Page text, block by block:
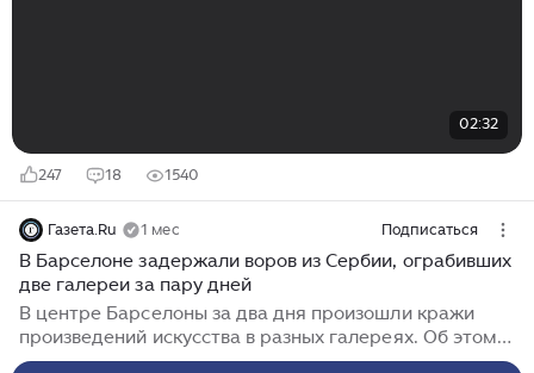
02:32
247 18 1540
Газета.Ru 1 мес Подписаться
В Барселоне задержали воров из Сербии, ограбивших
две галереи за пару дней
В центре Барселоны за два дня произошли кражи
произведений искусства в разных галереях. Об этом
сообщает ElCaso.com. 6 июля в галерее Villa del Arte